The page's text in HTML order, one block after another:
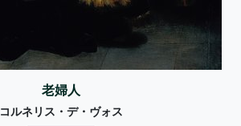
老婦人
コルネリス・デ・ヴォス